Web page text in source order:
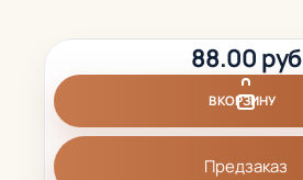
88.00 руб
В КОРЗИНУ
Предзаказ